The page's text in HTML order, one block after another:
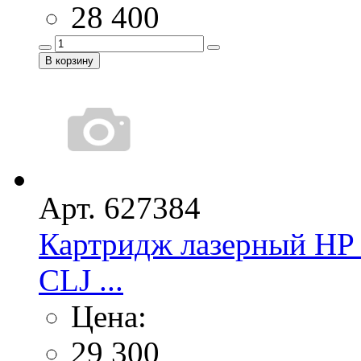
28 400
Арт. 627384
Картридж лазерный
CLJ ...
Цена:
29 300